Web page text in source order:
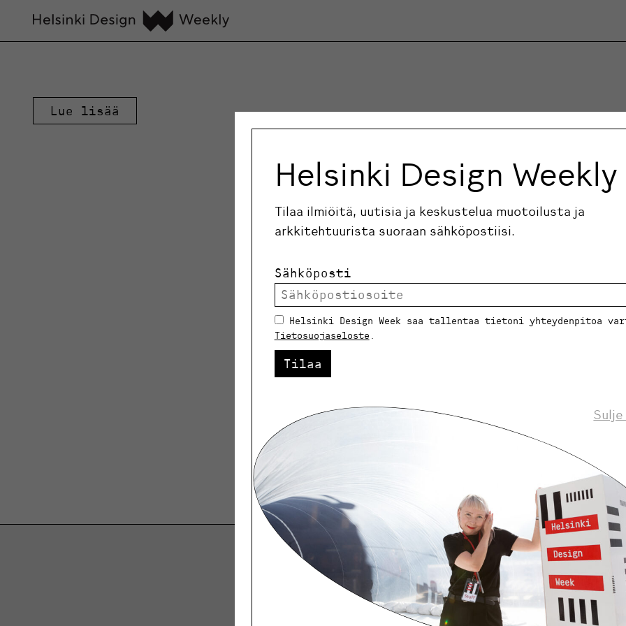
Lue lisää
Helsinki Design Weekly.
Keskustelua, uutisia ja ilmiöitä muotoilusta
Helsinki Design Weekly
Tilaa ilmiöitä, uutisia ja keskustelua muotoilusta ja
arkkitehtuurista suoraan sähköpostiisi.
Sähköposti
Helsinki Design Week saa tallentaa tietoni yhteydenpitoa
Tietosuojaseloste
Tilaa
Sulje